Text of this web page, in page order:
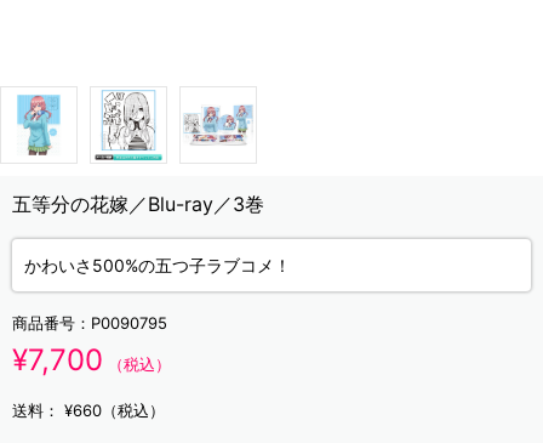
五等分の花嫁／Blu-ray／3巻
かわいさ500%の五つ子ラブコメ！
商品番号： P0090795
¥7,700 （税込）
送料： ¥660（税込）